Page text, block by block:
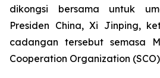
dikongsi bersama untuk
Presiden China, Xi Jinping,
cadangan tersebut semasa
Cooperation Organization